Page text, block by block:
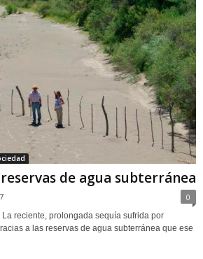
de agua subterránea
0
La reciente, prolongada sequía sufrida por
a las reservas de agua subterránea que ese